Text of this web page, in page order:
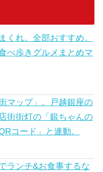
くれ。全部おすすめ。
べ歩きグルメまとめマ
マップ」。戸越銀座の
街街灯の「銀ちゃんの
コード」と連動。
ランチ&お食事するな